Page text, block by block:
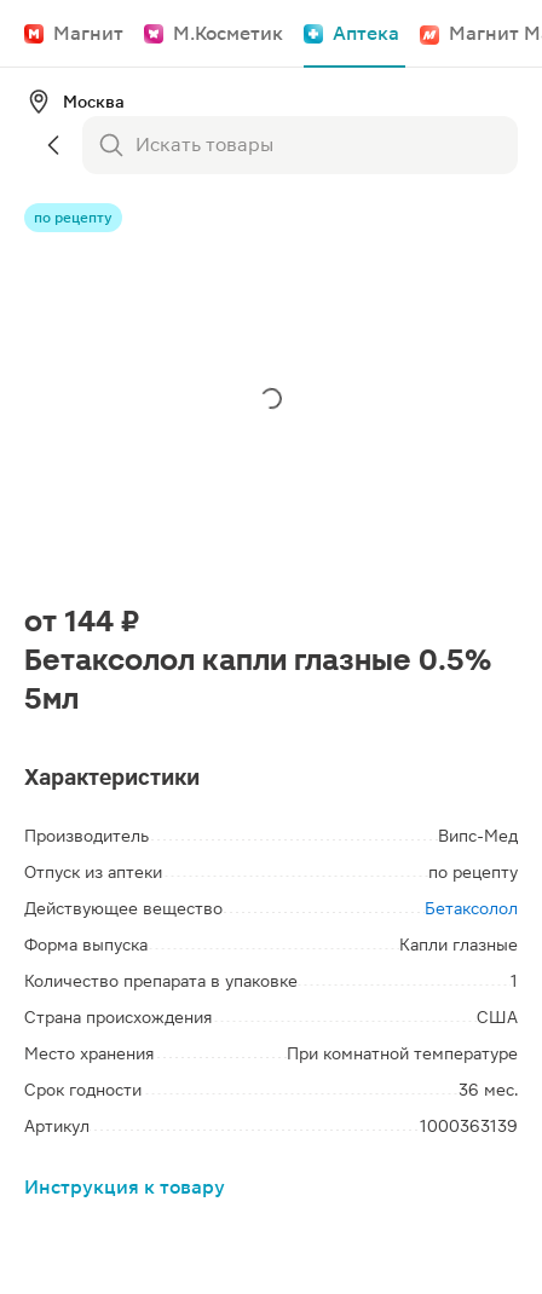
Магнит М.Косметик Аптека Магнит
Москва
по рецепту
от 144 ₽
Бетаксолол капли глазные 0.5%
5мл
Характеристики
Производитель
Випс-Мед
Отпуск из аптеки
по рецепту
Действующее вещество
Бетаксолол
Форма выпуска
Капли глазные
Количество препарата в упаковке
1
Страна происхождения
США
Место хранения
При комнатной температуре
Срок годности
36 мес.
Артикул
1000363139
Инструкция к товару